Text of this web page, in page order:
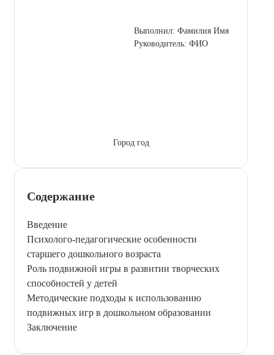
Выполнил: Фамилия Имя
Руководитель: ФИО
Город год
Содержание
Введение
Психолого-педагогические особенности
старшего дошкольного возраста
Роль подвижной игры в развитии творческих
способностей у детей
Методические подходы к использованию
подвижных игр в дошкольном образовании
Заключение